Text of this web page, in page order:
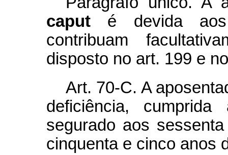
caput é devida
contribuam
disposto no art. 199 e
Art. 70-C. A
deficiência,
segurado aos
cinquenta e cinco anos